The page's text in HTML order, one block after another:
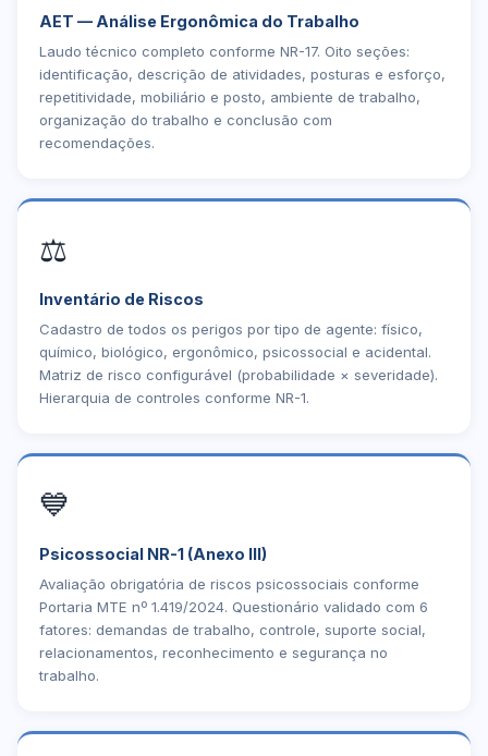
AET — Análise Ergonômica do Trabalho
Laudo técnico completo conforme NR-17. Oito seções:
identificação, descrição de atividades, posturas e esforço,
repetitividade, mobiliário e posto, ambiente de trabalho,
organização do trabalho e conclusão com
recomendações.
⚖️
Inventário de Riscos
Cadastro de todos os perigos por tipo de agente: físico,
químico, biológico, ergonômico, psicossocial e acidental.
Matriz de risco configurável (probabilidade × severidade).
Hierarquia de controles conforme NR-1.
💙
Psicossocial NR-1 (Anexo III)
Avaliação obrigatória de riscos psicossociais conforme
Portaria MTE nº 1.419/2024. Questionário validado com 6
fatores: demandas de trabalho, controle, suporte social,
relacionamentos, reconhecimento e segurança no
trabalho.